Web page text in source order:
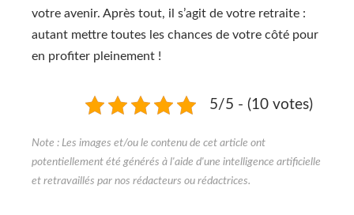
votre avenir. Après tout, il s’agit de votre retraite :
autant mettre toutes les chances de votre côté pour
en profiter pleinement !
5/5 - (10 votes)